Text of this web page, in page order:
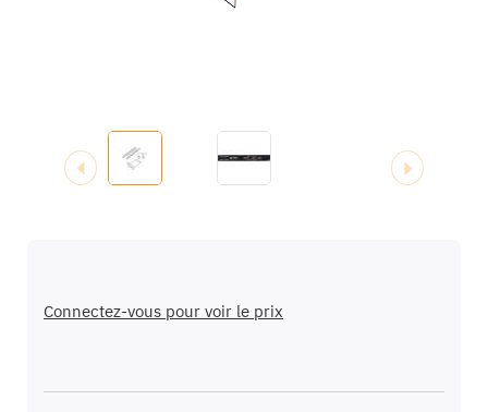
Connectez-vous pour voir le prix
d’images